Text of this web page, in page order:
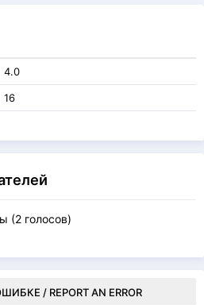
4.0
16
(2 голосов)
/ REPORT AN ERROR